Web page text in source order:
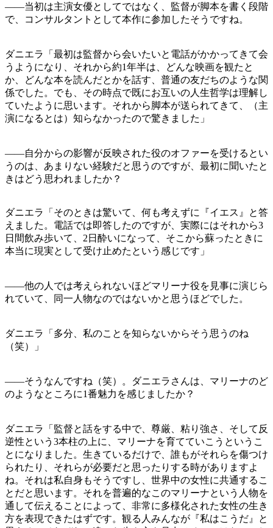
——当初は主演女優としてではなく、監督が脚本を書く段階
で、コンサルタントとして本作に参加したそうですね。
ダニエラ「最初は監督から会いたいと電話がかかってきて会
うようになり、それから約1年半は、どんな映画を観たと
か、どんな本を読んだとかを話す、普通の友だちのような関
係でした。でも、その時点で既にお互いの人生哲学は理解し
ていたように思います。それから脚本が送られてきて、（主
演になるとは）知らなかったので驚きました」
——自分からの影響が反映された役のオファーを受けるとい
うのは、あまりない経験だと思うのですが、最初に聞いたと
きはどう思われましたか？
ダニエラ「そのときは驚いて、何も考えずに『イエス』と答
えました。電話では即答したのですが、実際にはそれから3
日間飲み歩いて、2日酔いになって、そこから蘇ったときに
本当に現実として受け止めたという感じです」
——他の人では考えられないほどマリーナ役を見事に演じら
れていて、同一人物なのではないかと思うほどでした。
ダニエラ「多分、私のことを知らないからそう思うのね
（笑）」
——そうなんですね（笑）。ダニエラさんは、マリーナのど
のようなところに1番魅力を感じましたか？
ダニエラ「監督と話をする中で、尊厳、粘り強さ、そして反
逆性という3本柱の上に、マリーナを育てていこうというこ
とになりました。生きているだけで、誰もがそれらを傷つけ
られたり、それらが必要だと思ったりする時がありますよ
ね。それは私自身もそうですし、世界中の女性に共通するこ
とだと思います。それを普遍的なこのマリーナという人物を
通して伝えることによって、非常に多様化された女性の生き
方を表現できたはずです。観る人みんなが『私はこうだ』と